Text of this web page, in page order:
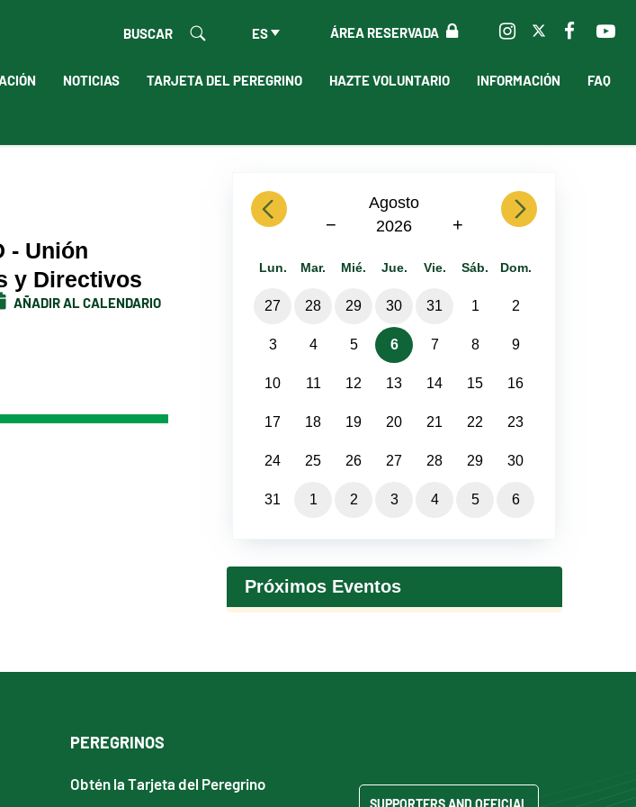
ÁREA RESERVADA
ES
BUSCAR
NOTICIAS TARJETA DEL PEREGRINO HAZTE VOLUNTARIO INFORMACIÓN FAQ
- Unión
y Directivos
AÑADIR AL CALENDARIO
previous
Agosto
2026
− +
next
Lun. Mar. Mié. Jue. Vie. Sáb. Dom.
27 28 29 30 31 1 2
3 4 5 6 7 8 9
10 11 12 13 14 15 16
17 18 19 20 21 22 23
24 25 26 27 28 29 30
31 1 2 3 4 5 6
Próximos Eventos
PEREGRINOS
Obtén la Tarjeta del Peregrino
SUPPORTERS AND OFFICIAL